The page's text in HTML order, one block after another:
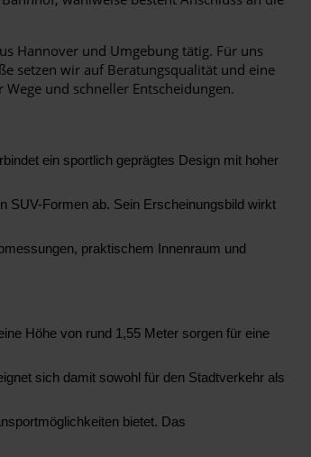
Hannover und Umgebung tätig. Für uns
setzen wir auf Beratungsqualität und eine
und schneller Entscheidungen.
ein sportlich geprägtes Design mit hoher
SUV-Formen ab. Sein Erscheinungsbild wirkt
praktischem Innenraum und
Höhe von rund 1,55 Meter sorgen für eine
sich damit sowohl für den Stadtverkehr als
bietet. Das